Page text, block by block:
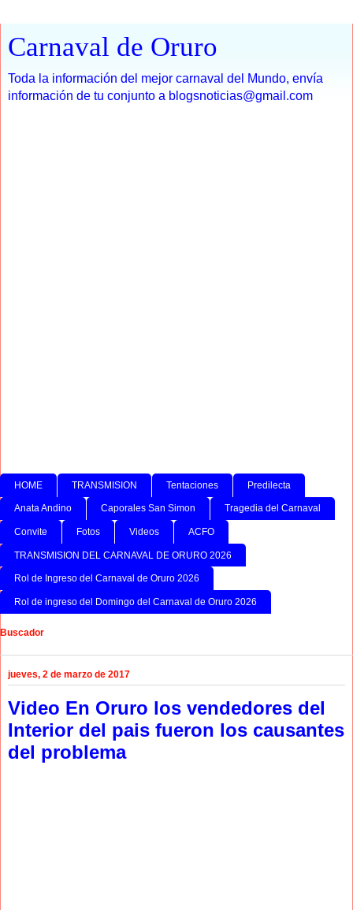
Carnaval de Oruro
Toda la información del mejor carnaval del Mundo, envía
información de tu conjunto a blogsnoticias@gmail.com
HOME TRANSMISION Tentaciones Predilecta
Anata Andino Caporales San Simon Tragedia del Carnaval
Convite Fotos Videos ACFO
TRANSMISION DEL CARNAVAL DE ORURO 2026
Rol de Ingreso del Carnaval de Oruro 2026
Rol de ingreso del Domingo del Carnaval de Oruro 2026
Buscador
jueves, 2 de marzo de 2017
Video En Oruro los vendedores del
Interior del pais fueron los causantes
del problema